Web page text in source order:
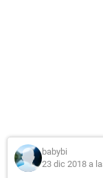
babybi
23 dic 2018 a